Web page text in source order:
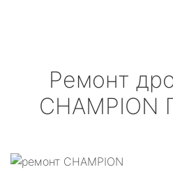
Ремонт
CHAMPION